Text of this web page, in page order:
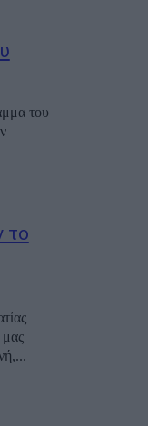
του
το
μας